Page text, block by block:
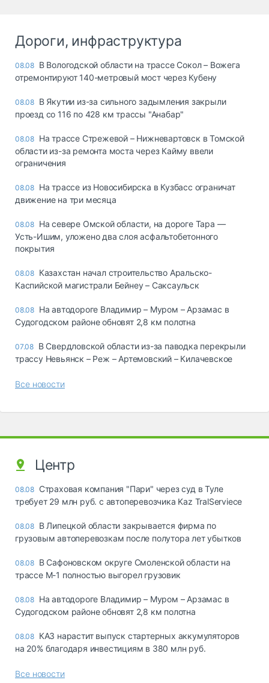
Дороги, инфраструктура
08.08 В Вологодской области на трассе Сокол – Вожега
отремонтируют 140-метровый мост через Кубену
08.08 В Якутии из-за сильного задымления закрыли
проезд со 116 по 428 км трассы "Анабар"
08.08 На трассе Стрежевой – Нижневартовск в Томской
области из-за ремонта моста через Кайму ввели
ограничения
08.08 На трассе из Новосибирска в Кузбасс ограничат
движение на три месяца
08.08 На севере Омской области, на дороге Тара —
Усть-Ишим, уложено два слоя асфальтобетонного
покрытия
08.08 Казахстан начал строительство Аральско-
Каспийской магистрали Бейнеу – Саксаульск
08.08 На автодороге Владимир – Муром – Арзамас в
Судогодском районе обновят 2,8 км полотна
07.08 В Свердловской области из-за паводка перекрыли
трассу Невьянск – Реж – Артемовский – Килачевское
Все новости
Центр
08.08 Страховая компания "Пари" через суд в Туле
требует 29 млн руб. с автоперевозчика Kaz TralServiece
08.08 В Липецкой области закрывается фирма по
грузовым автоперевозкам после полутора лет убытков
08.08 В Сафоновском округе Смоленской области на
трассе М-1 полностью выгорел грузовик
08.08 На автодороге Владимир – Муром – Арзамас в
Судогодском районе обновят 2,8 км полотна
08.08 КАЗ нарастит выпуск стартерных аккумуляторов
на 20% благодаря инвестициям в 380 млн руб.
Все новости